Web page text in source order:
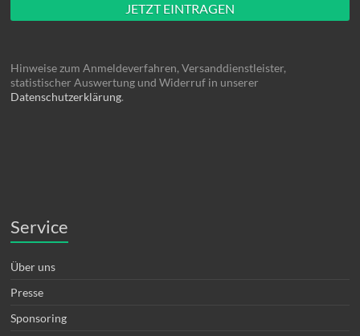
Hinweise zum Anmeldeverfahren, Versanddienstleister,
statistischer Auswertung und Widerruf in unserer
Datenschutzerklärung.
Service
Über uns
Presse
Sponsoring